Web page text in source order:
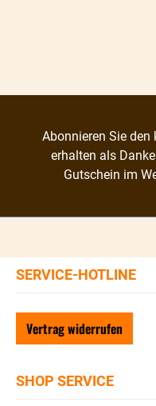
Abonnieren Sie den
erhalten als
Gutschein im
SERVICE-HOTLINE
Vertrag widerrufen
SHOP SERVICE